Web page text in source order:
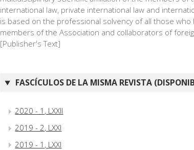
international law, private international law and
is based on the professional solvency of all those
members of the Association and collaborators of
[Publisher's Text]
FASCÍCULOS DE LA MISMA REVISTA
2020 - 1, LXXII
2019 - 2, LXXI
2019 - 1, LXXI